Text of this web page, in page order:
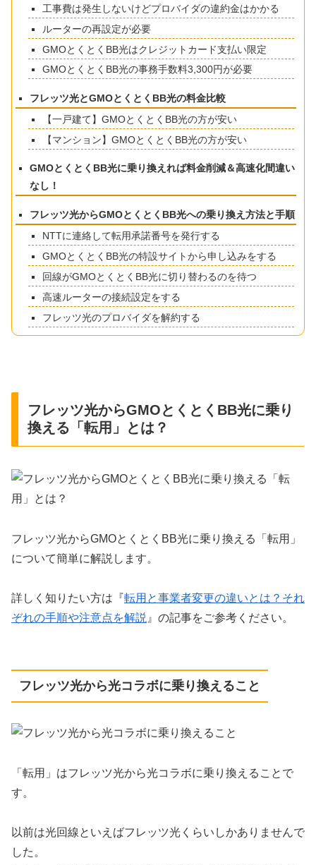
工事費は発生しないけどプロバイダの違約金はかかる
ルーターの再設定が必要
GMOとくとくBB光はクレジットカード支払い限定
GMOとくとくBB光の事務手数料3,300円が必要
フレッツ光とGMOとくとくBB光の料金比較
【一戸建て】GMOとくとくBB光の方が安い
【マンション】GMOとくとくBB光の方が安い
GMOとくとくBB光に乗り換えれば料金削減＆高速化間違い
なし！
フレッツ光からGMOとくとくBB光への乗り換え方法と手順
NTTに連絡して転用承諾番号を発行する
GMOとくとくBB光の特設サイトから申し込みをする
回線がGMOとくとくBB光に切り替わるのを待つ
高速ルーターの接続設定をする
フレッツ光のプロバイダを解約する
フレッツ光からGMOとくとくBB光に乗り
換える「転用」とは？
フレッツ光からGMOとくとくBB光に乗り換える「転用」
について簡単に解説します。
詳しく知りたい方は『転用と事業者変更の違いとは？それ
ぞれの手順や注意点を解説 』の記事をご参考ください。
フレッツ光から光コラボに乗り換えること
「転用」はフレッツ光から光コラボに乗り換えることで
す。
以前は光回線といえばフレッツ光くらいしかありませんで
した。